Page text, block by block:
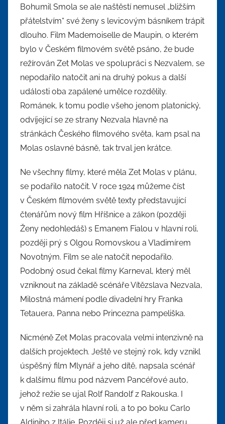
Bohumil Smola se ale naštěstí nemusel „bližším
přátelstvím“ své ženy s levicovým básníkem trápit
dlouho. Film Mademoiselle de Maupin, o kterém
bylo v Českém filmovém světě psáno, že bude
režírován Zet Molas ve spolupráci s Nezvalem, se
nepodařilo natočit ani na druhý pokus a další
události oba zapálené umělce rozdělily.
Románek, k tomu podle všeho jenom platonický,
odvíjející se ze strany Nezvala hlavně na
stránkách Českého filmového světa, kam psal na
Molas oslavné básně, tak trval jen krátce.
Ne všechny filmy, které měla Zet Molas v plánu,
se podařilo natočit. V roce 1924 můžeme číst
v Českém filmovém světě texty představující
čtenářům nový film Hříšnice a zákon (později
Ženy nedohledáš) s Emanem Fialou v hlavní roli,
později prý s Olgou Romovskou a Vladimírem
Novotným. Film se ale natočit nepodařilo.
Podobný osud čekal filmy Karneval, který měl
vzniknout na základě scénáře Vítězslava Nezvala,
Milostná mámení podle divadelní hry Franka
Tetauera, Panna nebo Princezna pampeliška.
Nicméně Zet Molas pracovala velmi intenzivně na
dalších projektech. Ještě ve stejný rok, kdy vznikl
úspěšný film Mlynář a jeho dítě, napsala scénář
k dalšímu filmu pod názvem Pancéřové auto,
jehož režie se ujal Rolf Randolf z Rakouska. I
v něm si zahrála hlavní roli, a to po boku Carlo